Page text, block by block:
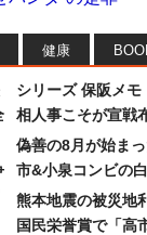
健康
シリーズ 保阪メ
相人事こそが宣戦
偽善の8月が始ま
市&小泉コンビの
熊本地震の被災地
国民栄誉賞で「高